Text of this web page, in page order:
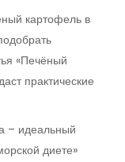
картофель в
«Печёный
практические
– идеальный
диете»